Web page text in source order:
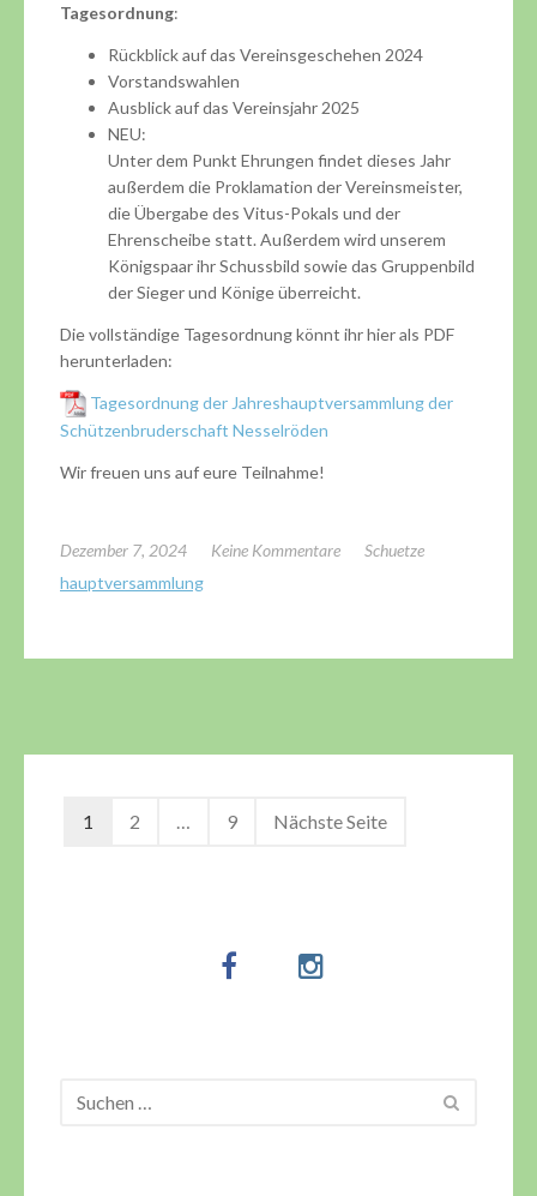
Tagesordnung:
Rückblick auf das Vereinsgeschehen 2024
Vorstandswahlen
Ausblick auf das Vereinsjahr 2025
NEU:
Unter dem Punkt Ehrungen findet dieses Jahr
außerdem die Proklamation der Vereinsmeister,
die Übergabe des Vitus-Pokals und der
Ehrenscheibe statt. Außerdem wird unserem
Königspaar ihr Schussbild sowie das Gruppenbild
der Sieger und Könige überreicht.
Die vollständige Tagesordnung könnt ihr hier als PDF
herunterladen:
Tagesordnung der Jahreshauptversammlung der
Schützenbruderschaft Nesselröden
Wir freuen uns auf eure Teilnahme!
Dezember 7, 2024 Keine Kommentare
Schuetze
hauptversammlung
1 2 … 9 Nächste Seite